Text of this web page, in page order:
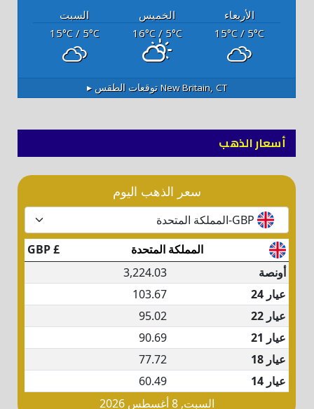
الأربعاء الخميس
السبت
15°C / 5°C
16°C/ 5°C
15°C/ 5°C
New Britain, CTتوقعات الطقس ▸
أسعار الذهب